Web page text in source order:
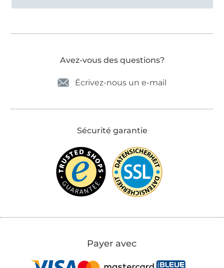
Avez-vous des questions?
Écrivez-nous un e-mail
Sécurité garantie
Payer avec